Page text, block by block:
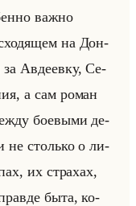
важно
на Дон­
Ав­де­ев­ку, Се­
а сам роман
бо­евы­ми де­
не столько о ли­
их стра­хах,
быта, ко­